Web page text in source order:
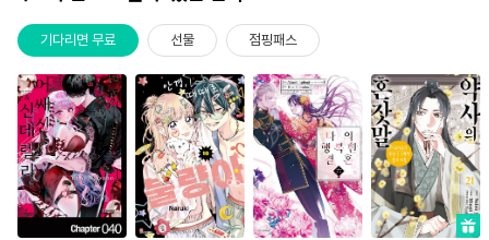
기다리면 무료 선물 점핑패스